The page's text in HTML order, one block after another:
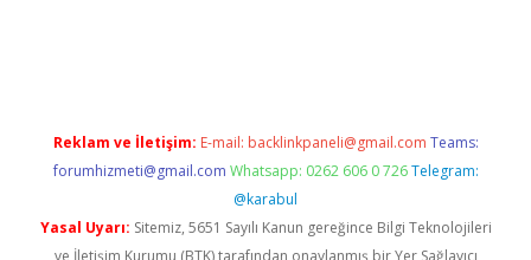
Reklam ve İletişim: E-mail: backlinkpaneli@gmail.com Teams:
forumhizmeti@gmail.com Whatsapp: 0262 606 0 726 Telegram:
@karabul
Yasal Uyarı: Sitemiz, 5651 Sayılı Kanun gereğince Bilgi Teknolojileri
ve İletişim Kurumu (BTK) tarafından onaylanmış bir Yer Sağlayıcı